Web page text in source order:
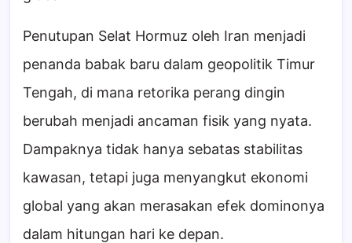
Penutupan Selat Hormuz oleh Iran menjadi
penanda babak baru dalam geopolitik Timur
Tengah, di mana retorika perang dingin
berubah menjadi ancaman fisik yang nyata.
Dampaknya tidak hanya sebatas stabilitas
kawasan, tetapi juga menyangkut ekonomi
global yang akan merasakan efek dominonya
dalam hitungan hari ke depan.